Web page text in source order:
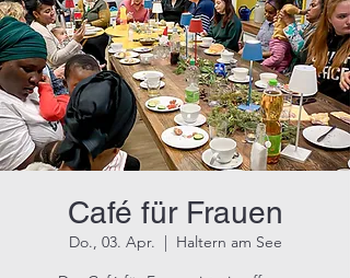
Café für Frauen
Do., 03. Apr.
  |
Haltern am See